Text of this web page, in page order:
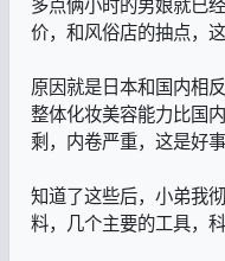
价，和风俗店的抽点，
原因就是日本和国内相
整体化妆美容能力比国
剩，内卷严重，这是好事
知道了这些后，小弟我
料，几个主要的工具，